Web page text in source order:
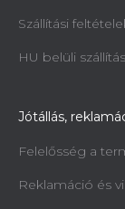
Szállítási
HU belüli szállítás
Jótállás,
Felelősség a
Reklamáció és